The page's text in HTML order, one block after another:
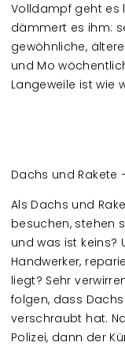
Volldampf geht es
dämmert es ihm:
gewöhnliche,
und Mo
Langeweile ist wie
Dachs und Rakete
Als Dachs und
besuchen, stehen
und was ist keins?
Handwerker,
liegt? Sehr
folgen, dass
verschraubt hat.
Polizei, dann der